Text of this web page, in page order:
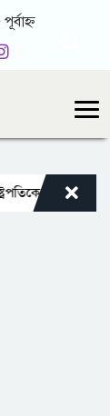
শুভেচ্ছা